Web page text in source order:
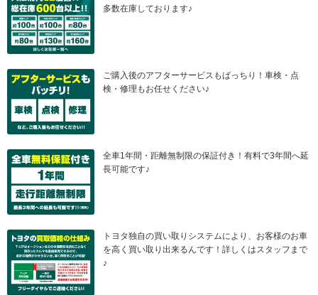
多数在庫しております♪
ご購入後のアフターサービスもばっちり！車検・点
検・修理もお任せください♪
全車1年間・距離無制限の保証付き！有料で3年間へ延
長可能です♪
トヨタ独自の買い取りシステムにより、お客様のお車
を高く買い取り出来るんです！詳しくはスタッフまで
♪